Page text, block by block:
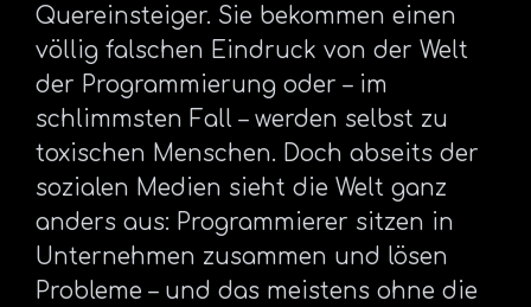
Quereinsteiger. Sie bekommen einen
völlig falschen Eindruck von der Welt
der Programmierung oder – im
schlimmsten Fall – werden selbst zu
toxischen Menschen. Doch abseits der
sozialen Medien sieht die Welt ganz
anders aus: Programmierer sitzen in
Unternehmen zusammen und lösen
Probleme – und das meistens ohne die